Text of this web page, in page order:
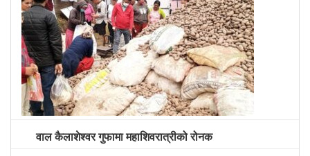
वाल कैलाशेश्वर गुफामा महाशिवरात्रीको रोनक